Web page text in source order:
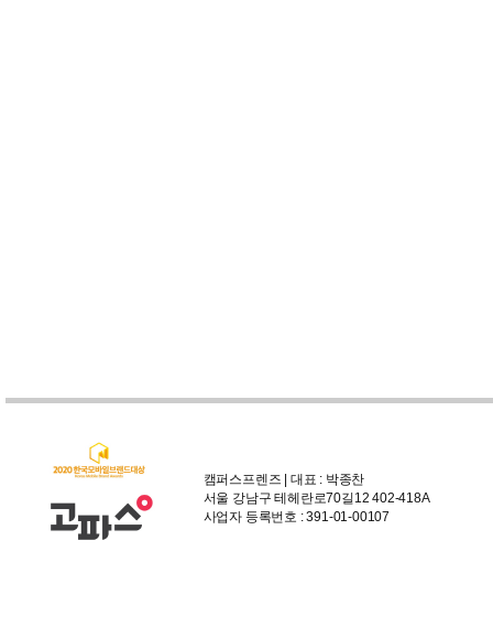
캠퍼스프렌즈 | 대표 : 박종찬
서울 강남구 테헤란로70길12 402-418A
사업자 등록번호 : 391-01-00107